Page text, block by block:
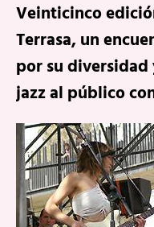
Veinticinco
Terrasa, un
por su
jazz al público